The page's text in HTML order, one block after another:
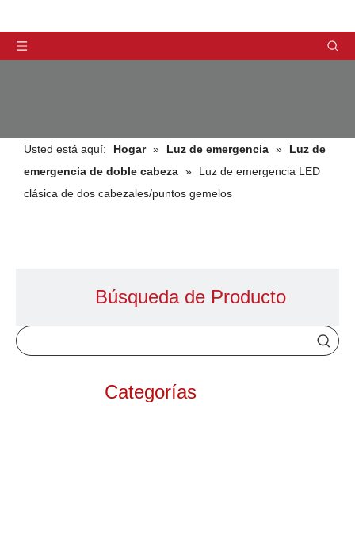
Usted está aquí: Hogar » Luz de emergencia »
Luz de
emergencia de doble cabeza »
Luz de emergencia LED
clásica de dos cabezales/puntos gemelos
Búsqueda de Producto
Categorías